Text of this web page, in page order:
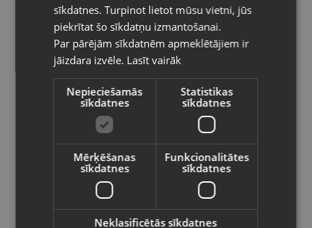
9.00€
Microsoft XBox One Bleeding Edge
Pasūtījumi tiks piegādāti uz
izvēlēto valsti
Vietnes saturs būs attēlots izvēlētajā
valodā
Valsts
Latviešu / Latvian
sīkdatnes. Turpinot lietot mūsu vietni, jūs
piekrītat šo sīkdatņu izmantošanai.
Par pārējām sīkdatnēm apmeklētājiem ir
jāizdara izvēle. Lasīt vairāk
Nepieciešamās
sīkdatnes
Statistikas
sīkdatnes
Mērķēšanas
sīkdatnes
Funkcionalitātes
sīkdatnes
Neklasificētās sīkdatnes